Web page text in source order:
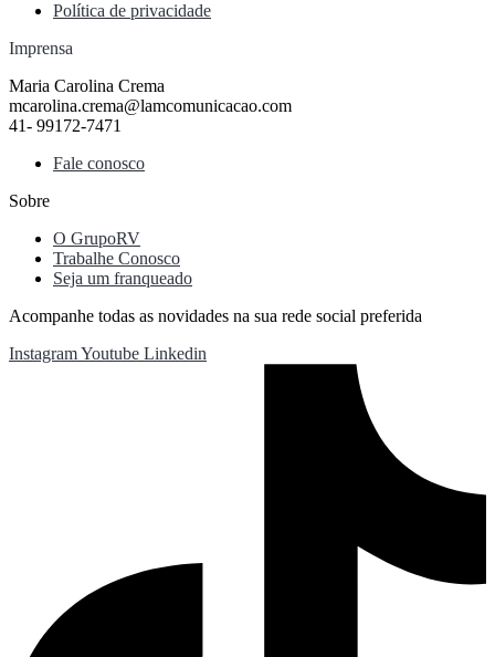
Política de privacidade
Imprensa
Maria Carolina Crema
mcarolina.crema@lamcomunicacao.com
41- 99172-7471
Fale conosco
Sobre
O GrupoRV
Trabalhe Conosco
Seja um franqueado
Acompanhe todas as novidades na sua rede social preferida
InstagramYoutube Linkedin